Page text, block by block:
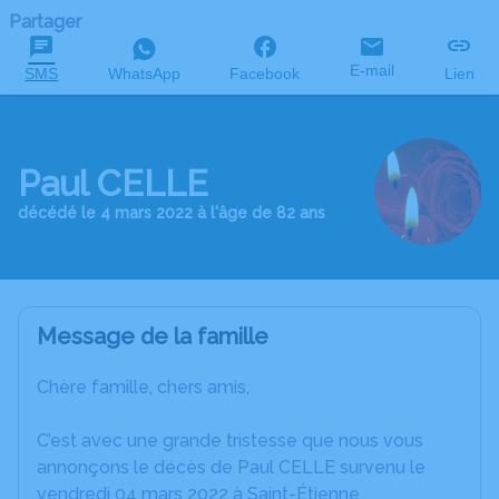
Partager
SMS WhatsApp Facebook E-mail Lien
Paul CELLE
décédé le 4 mars 2022 à l'âge de 82 ans
Message de la famille
Chère famille, chers amis,
C’est avec une grande tristesse que nous vous
annonçons le décès de Paul CELLE survenu le
vendredi 04 mars 2022 à Saint-Étienne.